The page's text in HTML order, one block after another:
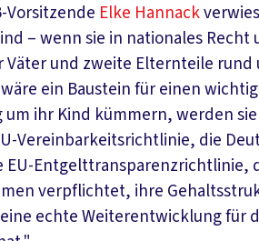
Vorsitzende Elke Hannack
– wenn sie in nationales
und zweite Elternteile rund
ein Baustein für einen
ihr Kind kümmern, werden
Vereinbarkeitsrichtlinie, die
Entgelttransparenzrichtlinie,
verpflichtet, ihre
echte Weiterentwicklung für